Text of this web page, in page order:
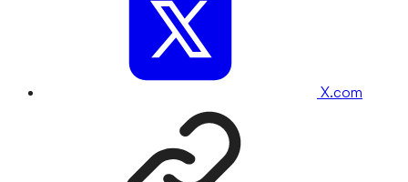
X.com